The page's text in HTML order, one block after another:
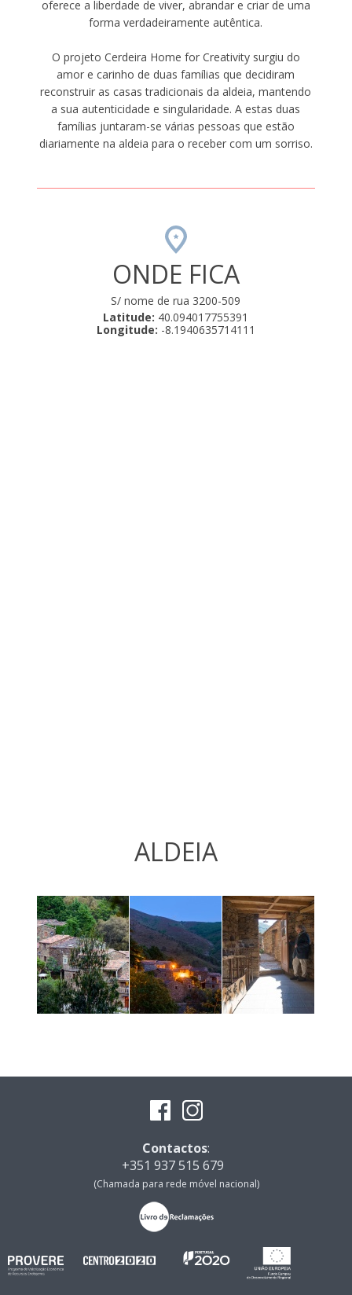
oferece a liberdade de viver, abrandar e criar de uma
forma verdadeiramente autêntica.
O projeto Cerdeira Home for Creativity surgiu do
amor e carinho de duas famílias que decidiram
reconstruir as casas tradicionais da aldeia, mantendo
a sua autenticidade e singularidade. A estas duas
famílias juntaram-se várias pessoas que estão
diariamente na aldeia para o receber com um sorriso.
ONDE FICA
S/ nome de rua 3200-509
Latitude: 40.094017755391
Longitude: -8.1940635714111
ALDEIA
Contactos:
+351 937 515 679
(Chamada para rede móvel nacional)